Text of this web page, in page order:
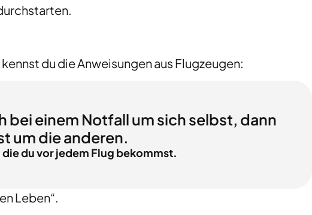
du die Anweisungen aus Flugzeugen:
bei einem Notfall um sich selbst, dann
um die anderen.
du vor jedem Flug bekommst.
Leben“.